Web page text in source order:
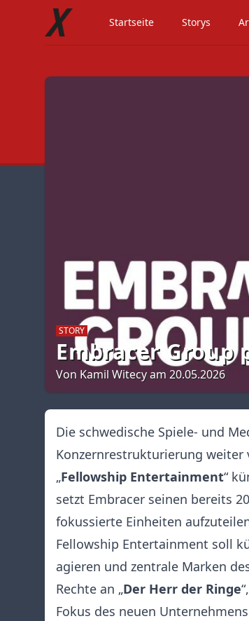
Startseite Storys
STORY
Embracer
Von Kamil Witecy am 20.05.2026
Die schwedische Spiele- und
Konzernrestrukturierung
„Fellowship Entertainment“
setzt Embracer seinen bereits
fokussierte Einheiten
Fellowship Entertainment soll
agieren und zentrale Marken
Rechte an „Der Herr der Ringe
Fokus des neuen